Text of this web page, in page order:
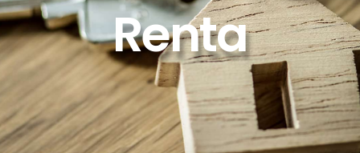
Renta